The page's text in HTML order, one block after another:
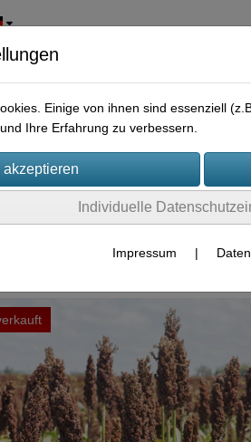
Einige von ihnen sind essenziell
Ihre Erfahrung zu verbessern.
Individuelle
Impressum |